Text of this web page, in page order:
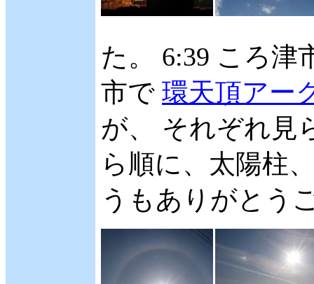
た。 6:39 ころ津
市で 環天頂アー
が、 それぞれ見
ら順に、太陽柱
うもありがとう